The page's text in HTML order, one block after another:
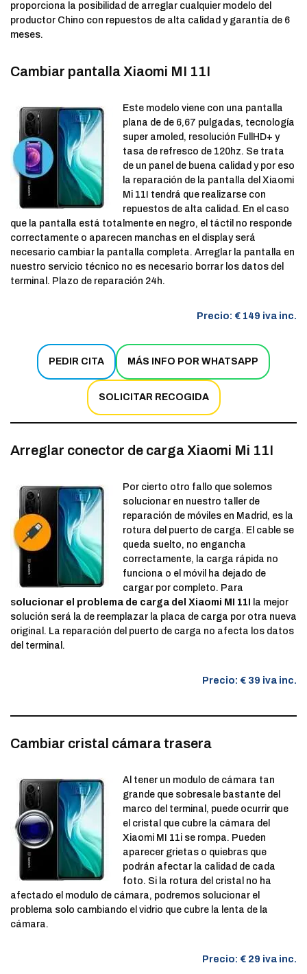
proporciona la posibilidad de arreglar cualquier modelo del
productor Chino con repuestos de alta calidad y garantía de 6
meses.
Cambiar pantalla Xiaomi MI 11I
Este modelo viene con una pantalla
plana de de 6,67 pulgadas, tecnología
super amoled, resolución FullHD+ y
tasa de refresco de 120hz. Se trata
de un panel de buena calidad y por eso
la reparación de la pantalla del Xiaomi
Mi 11I tendrá que realizarse con
repuestos de alta calidad. En el caso
que la pantalla está totalmente en negro, el táctil no responde
correctamente o aparecen manchas en el display será
necesario cambiar la pantalla completa. Arreglar la pantalla en
nuestro servicio técnico no es necesario borrar los datos del
terminal. Plazo de reparación 24h.
Precio: € 149 iva inc.
PEDIR CITA MÁS INFO POR WHATSAPP
SOLICITAR RECOGIDA
Arreglar conector de carga Xiaomi Mi 11I
Por cierto otro fallo que solemos
solucionar en nuestro taller de
reparación de móviles en Madrid, es la
rotura del puerto de carga. El cable se
queda suelto, no engancha
correctamente, la carga rápida no
funciona o el móvil ha dejado de
cargar por completo. Para
solucionar el problema de carga del Xiaomi MI 11I
la mejor
solución será la de reemplazar la placa de carga por otra nueva
original. La reparación del puerto de carga no afecta los datos
del terminal.
Precio: € 39 iva inc.
Cambiar cristal cámara trasera
Al tener un modulo de cámara tan
grande que sobresale bastante del
marco del terminal, puede ocurrir que
el cristal que cubre la cámara del
Xiaomi MI 11i se rompa. Pueden
aparecer grietas o quiebras que
podrán afectar la calidad de cada
foto. Si la rotura del cristal no ha
afectado el modulo de cámara, podremos solucionar el
problema solo cambiando el vidrio que cubre la lenta de la
cámara.
Precio: € 29 iva inc.